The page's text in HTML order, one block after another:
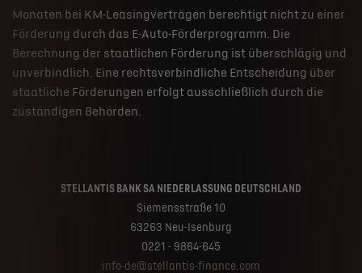
Monaten bei KM-Leasingverträgen berechtigt nicht zu einer
Förderung durch das E-Auto-Förderprogramm. Die
Berechnung der staatlichen Förderung ist überschlägig und
unverbindlich. Eine rechtsverbindliche Entscheidung über
staatliche Förderungen erfolgt ausschließlich durch die
zuständigen Behörden.
STELLANTIS BANK SA NIEDERLASSUNG DEUTSCHLAND
Siemensstraße 10
63263 Neu-Isenburg
0221 - 9864-645
info-de@stellantis-finance.com